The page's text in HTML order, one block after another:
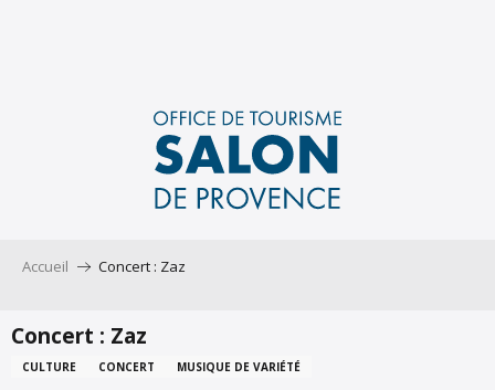
Accueil Concert : Zaz
Concert : Zaz
CULTURE CONCERT MUSIQUE DE VARIÉTÉ